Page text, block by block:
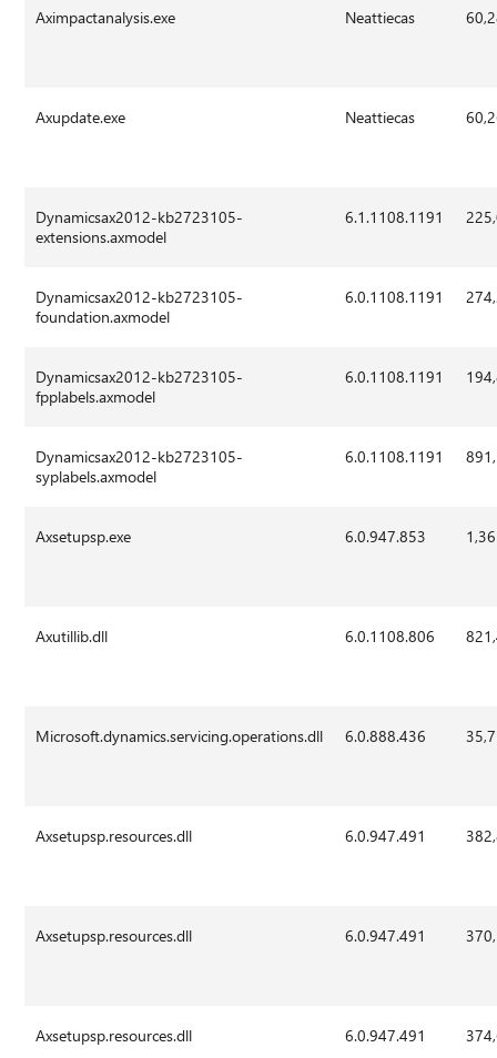
Aximpactanalysis.exe Neattiecas
Axupdate.exe Neattiecas
Dynamicsax2012-kb2723105-
extensions.axmodel
6.1.1108.1191
Dynamicsax2012-kb2723105-
foundation.axmodel
6.0.1108.1191
Dynamicsax2012-kb2723105-
fpplabels.axmodel
6.0.1108.1191
Dynamicsax2012-kb2723105-
syplabels.axmodel
6.0.1108.1191
Axsetupsp.exe 6.0.947.853
Axutillib.dll 6.0.1108.806
Microsoft.dynamics.servicing.operations.dll 6.0.888.436
Axsetupsp.resources.dll 6.0.947.491
Axsetupsp.resources.dll 6.0.947.491
Axsetupsp.resources.dll 6.0.947.491